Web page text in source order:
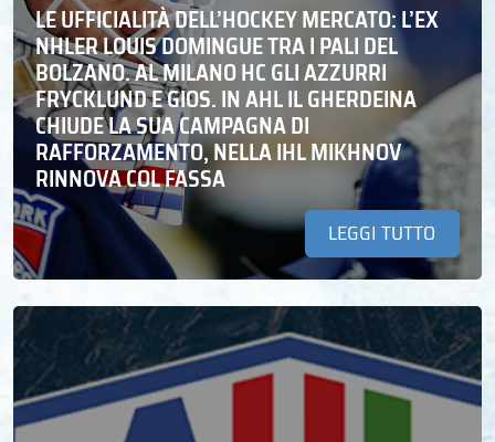
LE UFFICIALITÀ DELL’HOCKEY MERCATO: L’EX
NHLER LOUIS DOMINGUE TRA I PALI DEL
BOLZANO. AL MILANO HC GLI AZZURRI
FRYCKLUND E GIOS. IN AHL IL GHERDEINA
CHIUDE LA SUA CAMPAGNA DI
RAFFORZAMENTO, NELLA IHL MIKHNOV
RINNOVA COL FASSA
LEGGI TUTTO